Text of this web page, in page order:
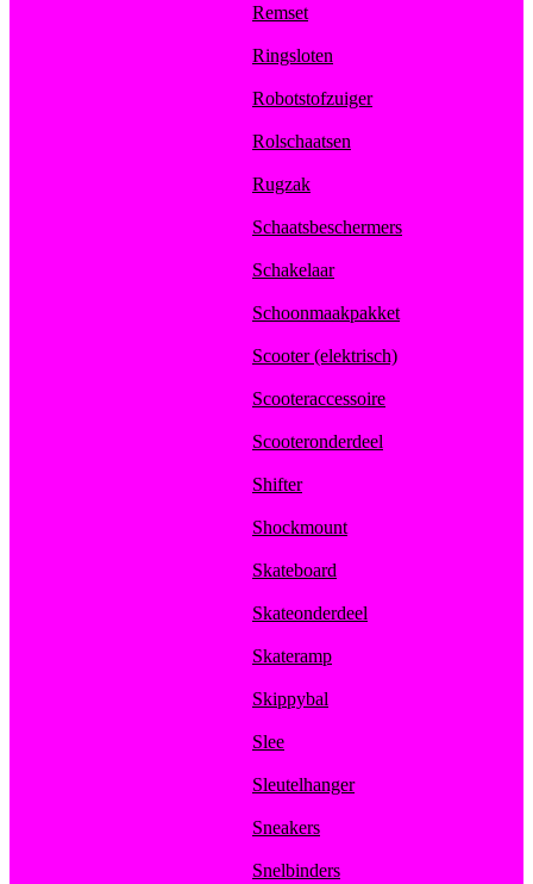
Remset
Ringsloten
Robotstofzuiger
Rolschaatsen
Rugzak
Schaatsbeschermers
Schakelaar
Schoonmaakpakket
Scooter (elektrisch)
Scooteraccessoire
Scooteronderdeel
Shifter
Shockmount
Skateboard
Skateonderdeel
Skateramp
Skippybal
Slee
Sleutelhanger
Sneakers
Snelbinders